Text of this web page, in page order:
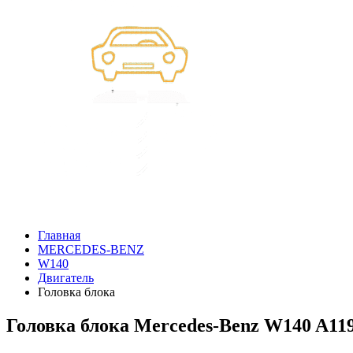
Главная
MERCEDES-BENZ
W140
Двигатель
Головка блока
Головка блока Mercedes-Benz W140